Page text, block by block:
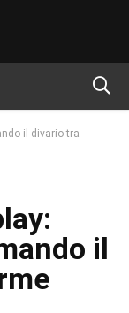
il divario tra
il